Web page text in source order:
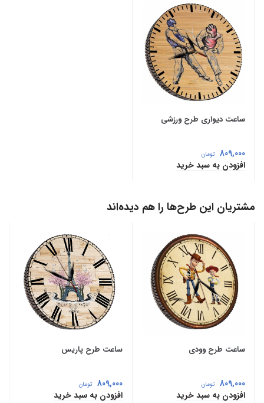
ساعت دیواری طرح ورزشی
809,000 تومان
افزودن به سبد خرید
مشتریان این طرح‌ها را هم دیده‌اند
ساعت طرح وودی
809,000 تومان
افزودن به سبد خرید
ساعت طرح پاریس
809,000 تومان
افزودن به سبد خرید